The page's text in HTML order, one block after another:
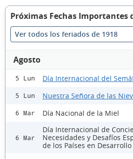
Próximas Fechas Importantes
Ver todos los feriados de 1918
Agosto
5 Lun Día Internacional del
5 Lun Nuestra Señora de las
6 Mar Día Nacional de la Miel
6 Mar
Día Internacional de
Necesidades y Desafíos
de los Países en